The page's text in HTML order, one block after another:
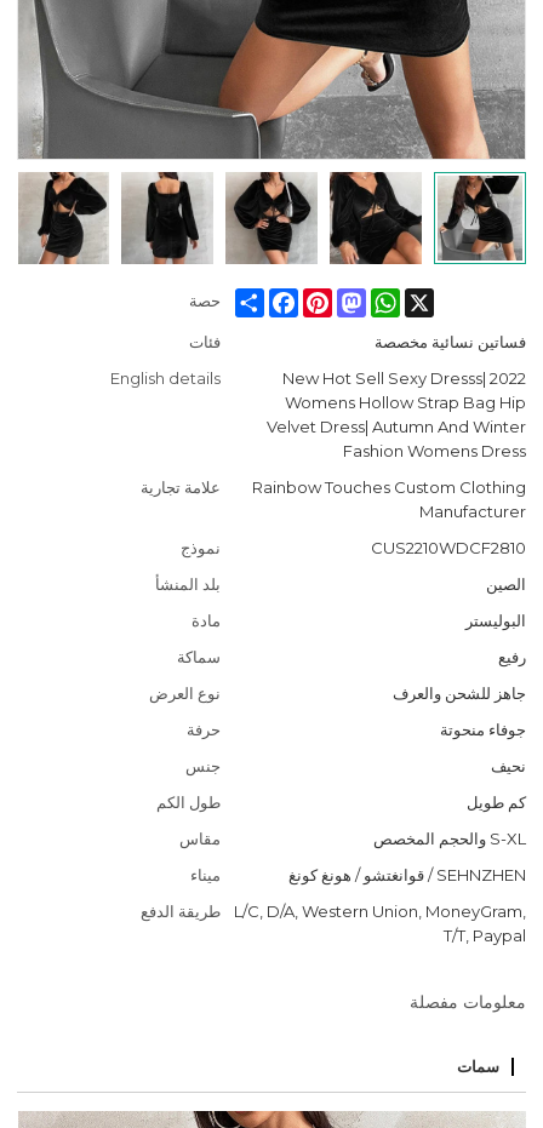
حصةShare
FacebookPinterest
Mastodon
WhatsApp X
فئات
فساتين نسائية مخصصة
English details
2022 New Hot Sell Sexy Dresss|
Womens Hollow Strap Bag Hip
Velvet Dress| Autumn And Winter
Fashion Womens Dress
علامة تجارية
Rainbow Touches Custom Clothing
Manufacturer
نموذج
CUS2210WDCF2810
بلد المنشأ
الصين
مادة
البوليستر
سماكة
رفيع
نوع العرض
جاهز للشحن والعرف
حرفة
جوفاء منحوتة
جنس
نحيف
طول الكم
كم طويل
مقاس
S-XL والحجم المخصص
ميناء
SEHNZHEN / قوانغتشو / هونغ كونغ
طريقة الدفع
L/C, D/A, Western Union, MoneyGram,
T/T, Paypal
معلومات مفصلة
سمات